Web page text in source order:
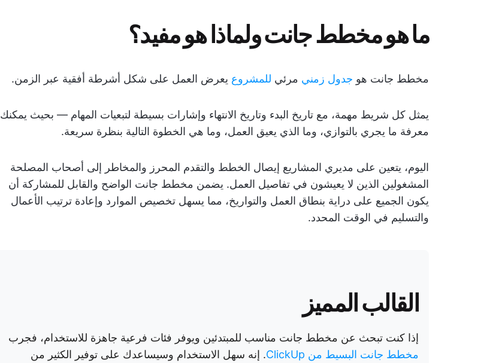
ما هو مخطط جانت ولماذا هو مفيد؟
مخطط جانت هو جدول زمني مرئي للمشروع يعرض العمل على شكل أشرطة أفقية عبر الزمن.
يمثل كل شريط مهمة، مع تاريخ البدء وتاريخ الانتهاء وإشارات بسيطة لتبعيات المهام — بحيث يمكنك
معرفة ما يجري بالتوازي، وما الذي يعيق العمل، وما هي الخطوة التالية بنظرة سريعة.
اليوم، يتعين على مديري المشاريع إيصال الخطط والتقدم المحرز والمخاطر إلى أصحاب المصلحة
المشغولين الذين لا يعيشون في تفاصيل العمل. يضمن مخطط جانت الواضح والقابل للمشاركة أن
يكون الجميع على دراية بنطاق العمل والتواريخ، مما يسهل تخصيص الموارد وإعادة ترتيب الأعمال
والتسليم في الوقت المحدد.
القالب المميز
إذا كنت تبحث عن مخطط جانت مناسب للمبتدئين ويوفر فئات فرعية جاهزة للاستخدام، فجرب
مخطط جانت البسيط من ClickUp
. إنه سهل الاستخدام وسيساعدك على توفير الكثير من